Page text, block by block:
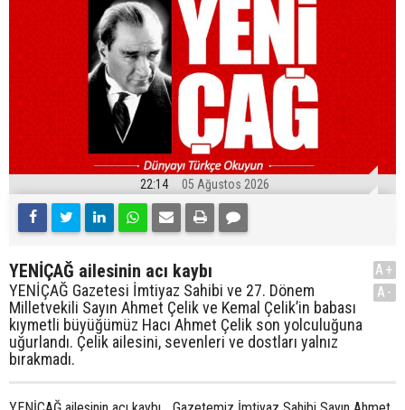
22:14 05 Ağustos 2026
YENİÇAĞ ailesinin acı kaybı
YENİÇAĞ Gazetesi İmtiyaz Sahibi ve 27. Dönem
Milletvekili Sayın Ahmet Çelik ve Kemal Çelik’in babası
kıymetli büyüğümüz Hacı Ahmet Çelik son yolculuğuna
uğurlandı. Çelik ailesini, sevenleri ve dostları yalnız
bırakmadı.
A+
A-